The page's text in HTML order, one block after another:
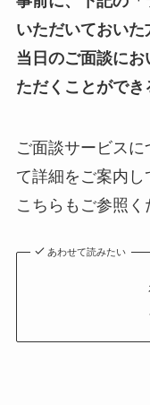
いただいておいた
当日のご面談に
ただくことができ
ご面談サービス
て詳細をご案内
こちらもご参照く
あわせて読みたい